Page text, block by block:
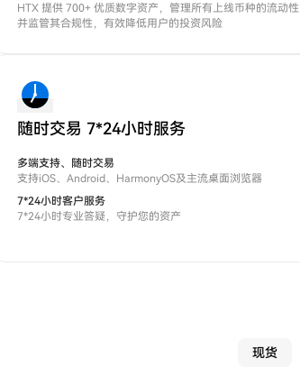
HTX 提供 700+ 优质数字资产，管理所有上线币种的流动性
并监管其合规性，有效降低用户的投资风险
随时交易 7*24小时服务
多端支持、随时交易
支持iOS、Android、HarmonyOS及主流桌面浏览器
7*24小时客户服务
7*24小时专业答疑，守护您的资产
现货